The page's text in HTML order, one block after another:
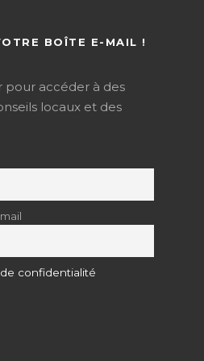
BOÎTE E-MAIL !
pour accéder à des
locaux et des
confidentialité